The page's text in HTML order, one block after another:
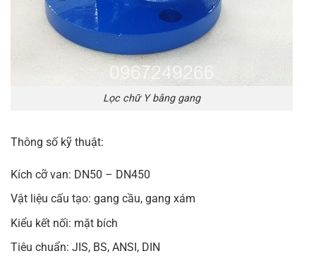
Lọc chữ Y bằng gang
Thông số kỹ thuật:
Kích cỡ van: DN50 – DN450
Vật liệu cấu tạo: gang cầu, gang xám
Kiểu kết nối: mặt bích
Tiêu chuẩn: JIS, BS, ANSI, DIN